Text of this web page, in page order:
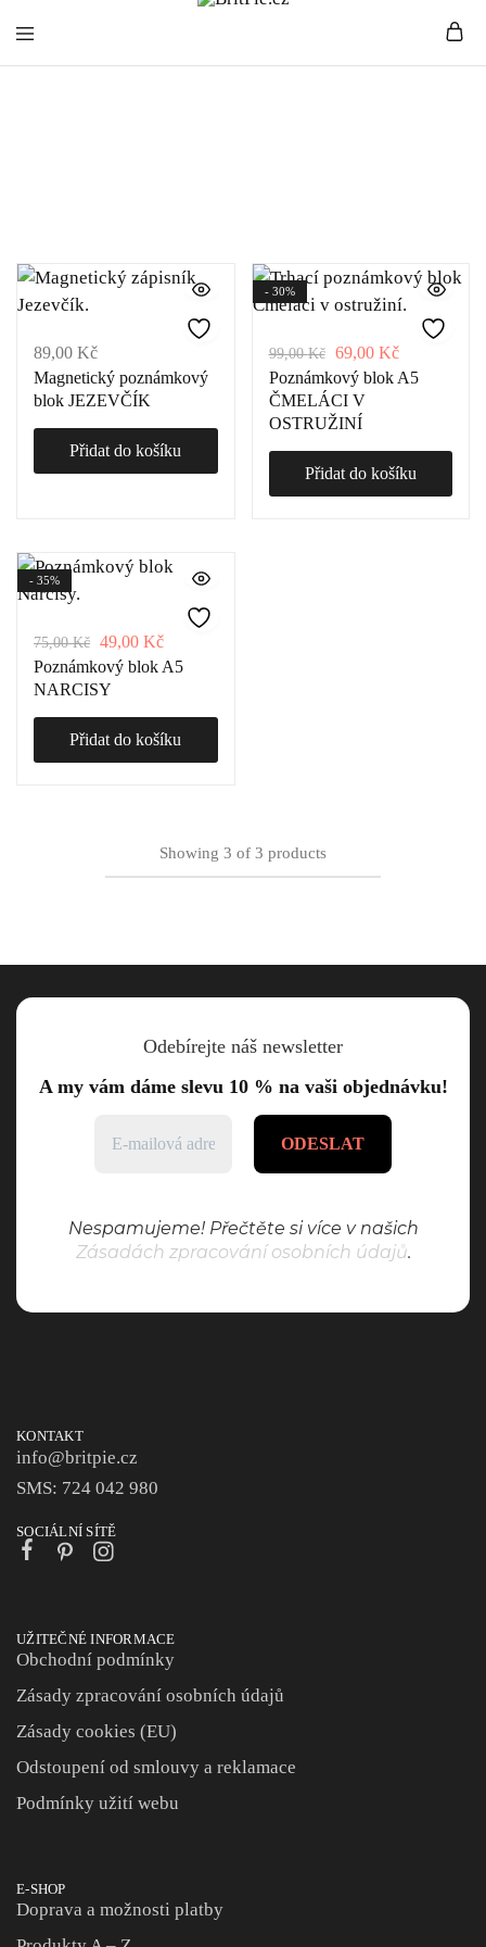
89,00 Kč
Magnetický poznámkový
blok JEZEVČÍK
Přidat do košíku
- 30%
99,00Kč 69,00 Kč
Poznámkový blok A5
ČMELÁCI V
OSTRUŽINÍ
Přidat do košíku
- 35%
75,00Kč 49,00 Kč
Poznámkový blok A5
NARCISY
Přidat do košíku
Showing 3 of 3 products
Odebírejte náš newsletter
A my vám dáme slevu 10 % na vaši objednávku!
Nespamujeme! Přečtěte si více v našich
Zásadách zpracování osobních údajů.
KONTAKT
info@britpie.cz
SMS: 724 042 980
SOCIÁLNÍ SÍTĚ
UŽITEČNÉ INFORMACE
Obchodní podmínky
Zásady zpracování osobních údajů
Zásady cookies (EU)
Odstoupení od smlouvy a reklamace
Podmínky užití webu
E-SHOP
Doprava a možnosti platby